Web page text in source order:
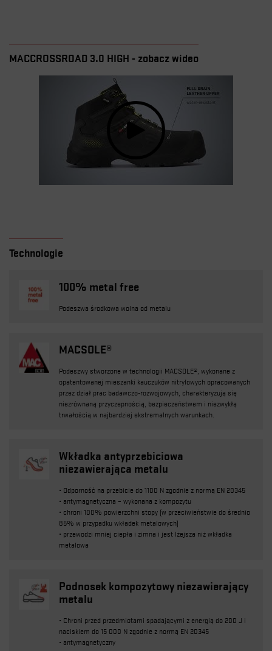
MACCROSSROAD 3.0 HIGH - zobacz wideo
Technologie
100% metal free
Podeszwa środkowa wolna od metalu
MACSOLE®
Podeszwy stworzone w technologii MACSOLE®, wykonane z
opatentowanej mieszanki kauczuków nitrylowych opracowanych
przez dział prac badawczo-rozwojowych, charakteryzują się
niezrównaną przyczepnością, bezpieczeństwem i niezwykłą
trwałością w najbardziej ekstremalnych warunkach.
Wkładka antyprzebiciowa
niezawierająca metalu
• Odporność na przebicie do 1100 N zgodnie z normą EN 20345
• antymagnetyczna – wykonana z kompozytu
• chroni 100% powierzchni stopy (w przeciwieństwie do średnio
85% w przypadku wkładek metalowych)
• przewodzi mniej ciepła i zimna i jest lżejsza niż wkładka
metalowa
Podnosek kompozytowy niezawierający
metalu
• Chroni przed przedmiotami spadającymi z energią do 200 J i
naciskiem do 15 000 N zgodnie z normą EN 20345
• antymagnetyczny